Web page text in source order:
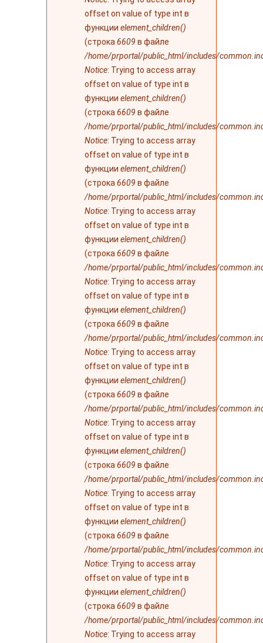
offset on value of type int в
функции element_children()
(строка 6609 в файле
/home/prportal/public_html/includes/
Notice: Trying to access array
offset on value of type int в
функции element_children()
(строка 6609 в файле
/home/prportal/public_html/includes/
Notice: Trying to access array
offset on value of type int в
функции element_children()
(строка 6609 в файле
/home/prportal/public_html/includes/
Notice: Trying to access array
offset on value of type int в
функции element_children()
(строка 6609 в файле
/home/prportal/public_html/includes/
Notice: Trying to access array
offset on value of type int в
функции element_children()
(строка 6609 в файле
/home/prportal/public_html/includes/
Notice: Trying to access array
offset on value of type int в
функции element_children()
(строка 6609 в файле
/home/prportal/public_html/includes/
Notice: Trying to access array
offset on value of type int в
функции element_children()
(строка 6609 в файле
/home/prportal/public_html/includes/
Notice: Trying to access array
offset on value of type int в
функции element_children()
(строка 6609 в файле
/home/prportal/public_html/includes/
Notice: Trying to access array
offset on value of type int в
функции element_children()
(строка 6609 в файле
/home/prportal/public_html/includes/
Notice: Trying to access array